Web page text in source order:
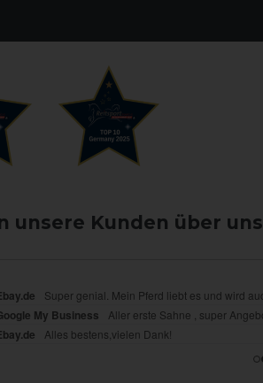
unsere Kunden über uns